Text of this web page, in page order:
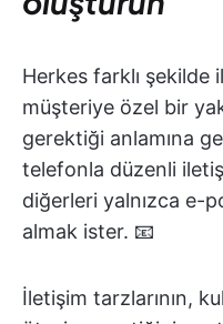
Herkes farklı şekilde
müşteriye özel bir
gerektiği anlamına
telefonla düzenli
diğerleri yalnızca e-
almak ister. 📧
İletişim tarzlarının,